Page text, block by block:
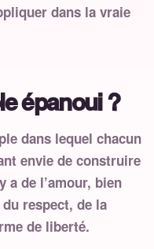
dans la vraie
épanoui ?
dans lequel chacun
envie de construire
a de l’amour, bien
respect, de la
de liberté.